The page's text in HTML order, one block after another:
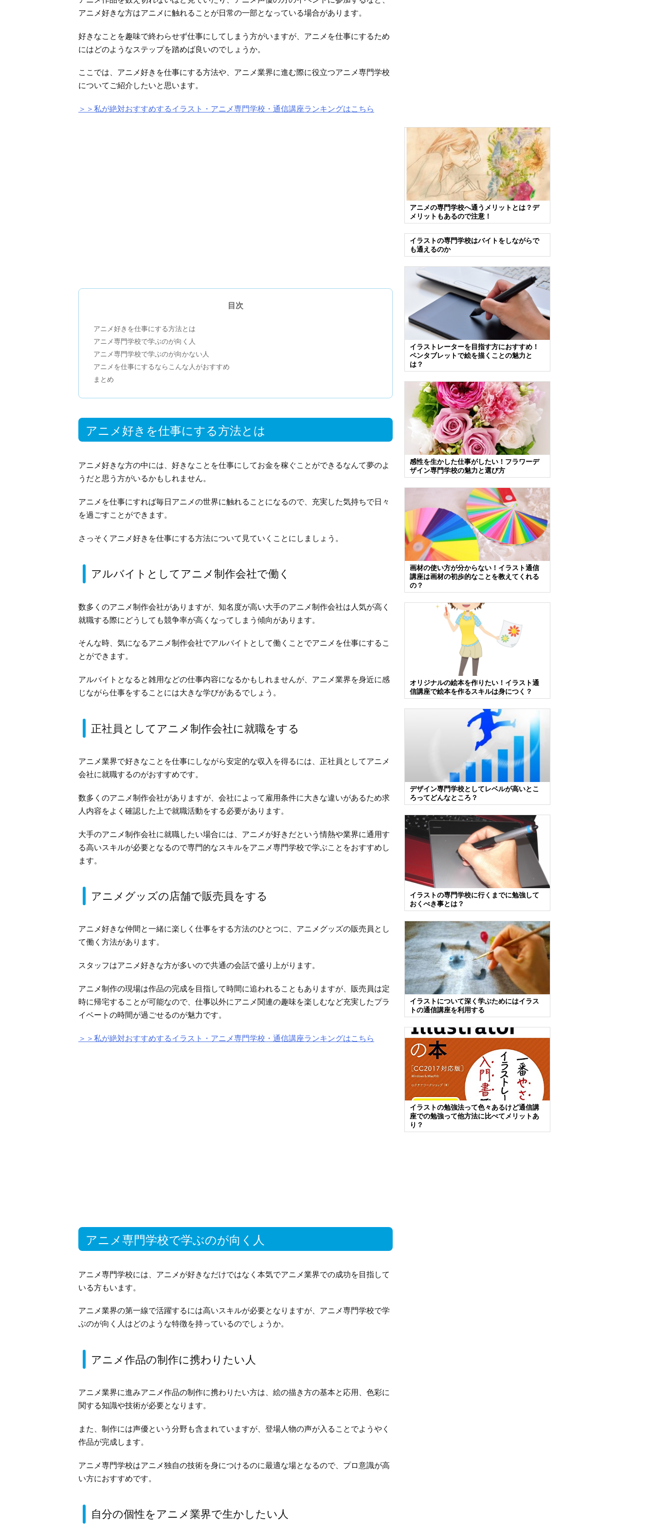
アニメ好きな方はアニメに触れることが日常の一部となっている場合があります。
好きなことを趣味で終わらせず仕事にしてしまう方がいますが、アニメを仕事にするため
にはどのようなステップを踏めば良いのでしょうか。
ここでは、アニメ好きを仕事にする方法や、アニメ業界に進む際に役立つアニメ専門学校
についてご紹介したいと思います。
＞＞私が絶対おすすめするイラスト・アニメ専門学校・通信講座ランキングはこちら
目次
アニメ好きを仕事にする方法とは
アニメ専門学校で学ぶのが向く人
アニメ専門学校で学ぶのが向かない人
アニメを仕事にするならこんな人がおすすめ
まとめ
アニメ好きを仕事にする方法とは
アニメ好きな方の中には、好きなことを仕事にしてお金を稼ぐことができるなんて夢のよ
うだと思う方がいるかもしれません。
アニメを仕事にすれば毎日アニメの世界に触れることになるので、充実した気持ちで日々
を過ごすことができます。
さっそくアニメ好きを仕事にする方法について見ていくことにしましょう。
アルバイトとしてアニメ制作会社で働く
数多くのアニメ制作会社がありますが、知名度が高い大手のアニメ制作会社は人気が高く
就職する際にどうしても競争率が高くなってしまう傾向があります。
そんな時、気になるアニメ制作会社でアルバイトとして働くことでアニメを仕事にするこ
とができます。
アルバイトとなると雑用などの仕事内容になるかもしれませんが、アニメ業界を身近に感
じながら仕事をすることには大きな学びがあるでしょう。
正社員としてアニメ制作会社に就職をする
アニメ業界で好きなことを仕事にしながら安定的な収入を得るには、正社員としてアニメ
会社に就職するのがおすすめです。
数多くのアニメ制作会社がありますが、会社によって雇用条件に大きな違いがあるため求
人内容をよく確認した上で就職活動をする必要があります。
大手のアニメ制作会社に就職したい場合には、アニメが好きだという情熱や業界に通用す
る高いスキルが必要となるので専門的なスキルをアニメ専門学校で学ぶことをおすすめし
ます。
アニメグッズの店舗で販売員をする
アニメ好きな仲間と一緒に楽しく仕事をする方法のひとつに、アニメグッズの販売員とし
て働く方法があります。
スタッフはアニメ好きな方が多いので共通の会話で盛り上がります。
アニメ制作の現場は作品の完成を目指して時間に追われることもありますが、販売員は定
時に帰宅することが可能なので、仕事以外にアニメ関連の趣味を楽しむなど充実したプラ
イベートの時間が過ごせるのが魅力です。
＞＞私が絶対おすすめするイラスト・アニメ専門学校・通信講座ランキングはこちら
アニメ専門学校で学ぶのが向く人
アニメ専門学校には、アニメが好きなだけではなく本気でアニメ業界での成功を目指して
いる方もいます。
アニメ業界の第一線で活躍するには高いスキルが必要となりますが、アニメ専門学校で学
ぶのが向く人はどのような特徴を持っているのでしょうか。
アニメ作品の制作に携わりたい人
アニメ業界に進みアニメ作品の制作に携わりたい方は、絵の描き方の基本と応用、色彩に
関する知識や技術が必要となります。
また、制作には声優という分野も含まれていますが、登場人物の声が入ることでようやく
作品が完成します。
アニメ専門学校はアニメ独自の技術を身につけるのに最適な場となるので、プロ意識が高
い方におすすめです。
自分の個性をアニメ業界で生かしたい人
アニメの専門学校へ通うメリットとは？デ
メリットもあるので注意！
イラストの専門学校はバイトをしながらで
も通えるのか
イラストレーターを目指す方におすすめ！
ペンタブレットで絵を描くことの魅力と
は？
感性を生かした仕事がしたい！フラワーデ
ザイン専門学校の魅力と選び方
画材の使い方が分からない！イラスト通信
講座は画材の初歩的なことを教えてくれる
の？
オリジナルの絵本を作りたい！イラスト通
信講座で絵本を作るスキルは身につく？
デザイン専門学校としてレベルが高いとこ
ろってどんなところ？
イラストの専門学校に行くまでに勉強して
おくべき事とは？
イラストについて深く学ぶためにはイラス
トの通信講座を利用する
イラストの勉強法って色々あるけど通信講
座での勉強って他方法に比べてメリットあ
り？